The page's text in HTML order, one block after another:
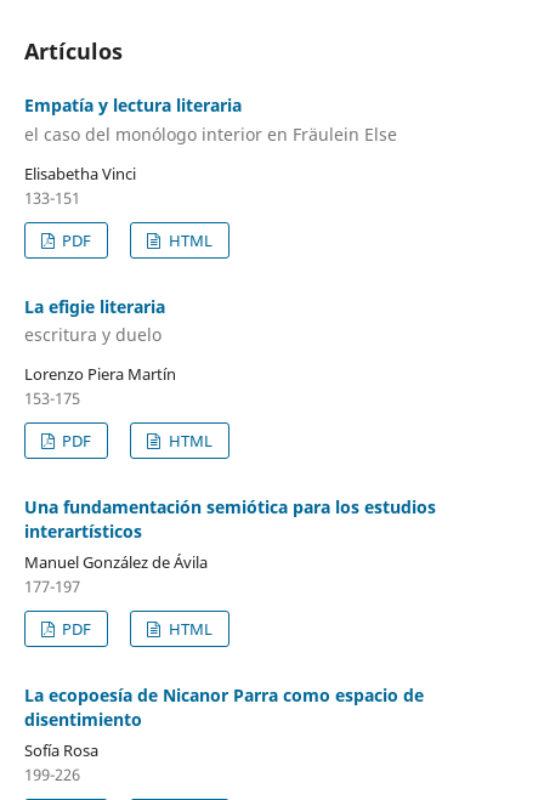
Artículos
Empatía y lectura literaria
el caso del monólogo interior en Fräulein Else
Elisabetha Vinci
133-151
PDF
HTML
La efigie literaria
escritura y duelo
Lorenzo Piera Martín
153-175
PDF
HTML
Una fundamentación semiótica para los estudios
interartísticos
Manuel González de Ávila
177-197
PDF
HTML
La ecopoesía de Nicanor Parra como espacio de
disentimiento
Sofía Rosa
199-226